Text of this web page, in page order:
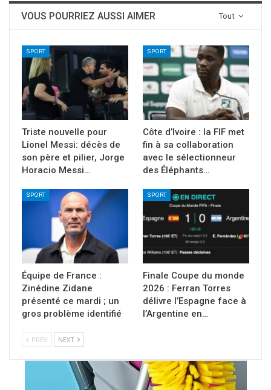
Tout
VOUS POURRIEZ AUSSI AIMER
SPORT
Triste nouvelle pour
Lionel Messi: décès de
son père et pilier, Jorge
Horacio Messi…
SPORT
Côte d’Ivoire : la FIF met
fin à sa collaboration
avec le sélectionneur
des Éléphants…
SPORT
Équipe de France :
Zinédine Zidane
présenté ce mardi ; un
gros problème identifié
SPORT
Finale Coupe du monde
2026 : Ferran Torres
délivre l’Espagne face à
l’Argentine en…
PREV NEXT